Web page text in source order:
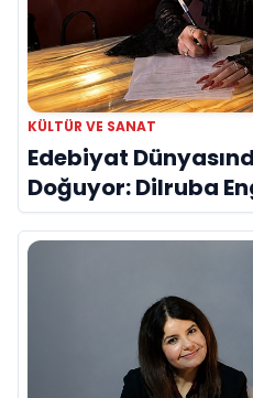
KÜLTÜR VE SANAT
Edebiyat
Doğuyor: Dilruba
Evreni ‘AVENOİR’